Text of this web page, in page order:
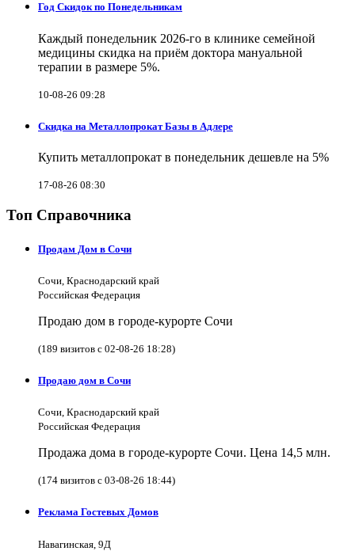
Год Скидок по Понедельникам
Каждый понедельник 2026-го в клинике семейной
медицины скидка на приём доктора мануальной
терапии в размере 5%.
10-08-26 09:28
Скидка на Металлопрокат Базы в Адлере
Купить металлопрокат в понедельник дешевле на 5%
17-08-26 08:30
Топ Справочника
Продам Дом в Сочи
Сочи, Краснодарский край
Российская Федерация
Продаю дом в городе-курорте Сочи
(189 визитов с 02-08-26 18:28)
Продаю дом в Сочи
Сочи, Краснодарский край
Российская Федерация
Продажа дома в городе-курорте Сочи. Цена 14,5 млн.
(174 визитов с 03-08-26 18:44)
Реклама Гостевых Домов
Навагинская, 9Д